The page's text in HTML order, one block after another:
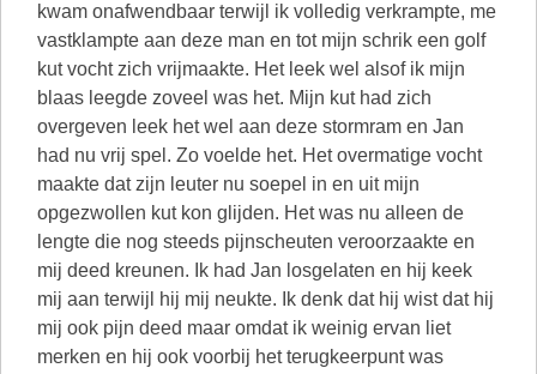
kwam onafwendbaar terwijl ik volledig verkrampte, me
vastklampte aan deze man en tot mijn schrik een golf
kut vocht zich vrijmaakte. Het leek wel alsof ik mijn
blaas leegde zoveel was het. Mijn kut had zich
overgeven leek het wel aan deze stormram en Jan
had nu vrij spel. Zo voelde het. Het overmatige vocht
maakte dat zijn leuter nu soepel in en uit mijn
opgezwollen kut kon glijden. Het was nu alleen de
lengte die nog steeds pijnscheuten veroorzaakte en
mij deed kreunen. Ik had Jan losgelaten en hij keek
mij aan terwijl hij mij neukte. Ik denk dat hij wist dat hij
mij ook pijn deed maar omdat ik weinig ervan liet
merken en hij ook voorbij het terugkeerpunt was